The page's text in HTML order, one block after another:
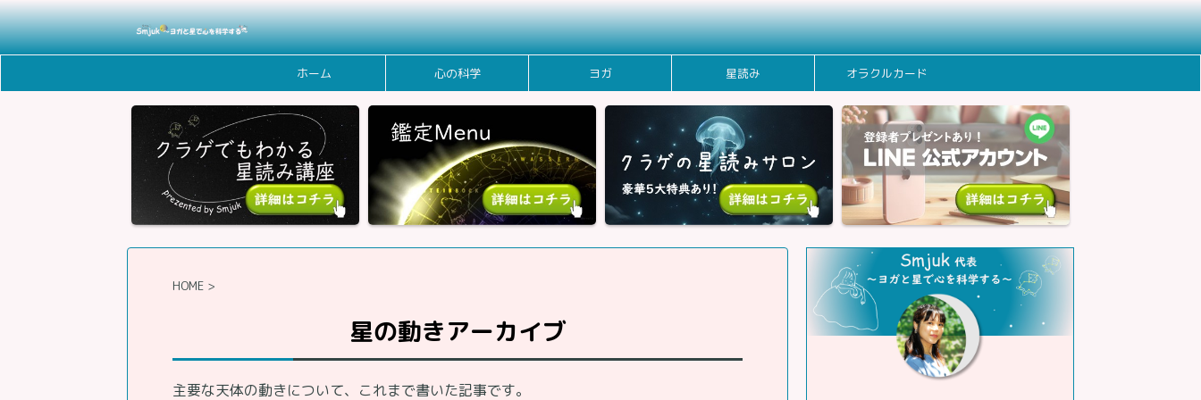
ホーム 心の科学 ヨガ 星読み オラクルカード
HOME >
星の動きアーカイブ
主要な天体の動きについて、これまで書いた記事です。